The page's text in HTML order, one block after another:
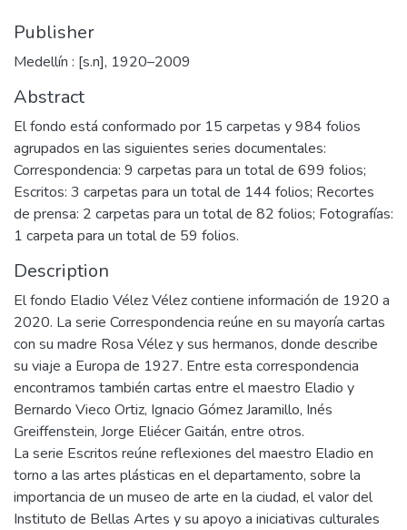
Publisher
Medellín : [s.n], 1920–2009
Abstract
El fondo está conformado por 15 carpetas y 984 folios
agrupados en las siguientes series documentales:
Correspondencia: 9 carpetas para un total de 699 folios;
Escritos: 3 carpetas para un total de 144 folios; Recortes
de prensa: 2 carpetas para un total de 82 folios; Fotografías:
1 carpeta para un total de 59 folios.
Description
El fondo Eladio Vélez Vélez contiene información de 1920 a
2020. La serie Correspondencia reúne en su mayoría cartas
con su madre Rosa Vélez y sus hermanos, donde describe
su viaje a Europa de 1927. Entre esta correspondencia
encontramos también cartas entre el maestro Eladio y
Bernardo Vieco Ortiz, Ignacio Gómez Jaramillo, Inés
Greiffenstein, Jorge Eliécer Gaitán, entre otros.
La serie Escritos reúne reflexiones del maestro Eladio en
torno a las artes plásticas en el departamento, sobre la
importancia de un museo de arte en la ciudad, el valor del
Instituto de Bellas Artes y su apoyo a iniciativas culturales